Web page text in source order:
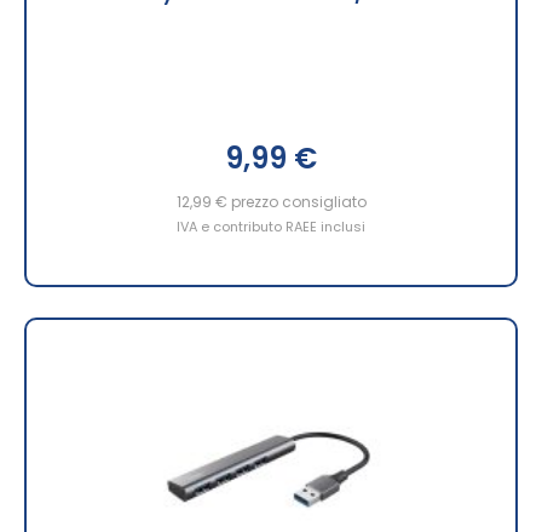
9,99 €
12,99 € prezzo consigliato
IVA e contributo RAEE inclusi